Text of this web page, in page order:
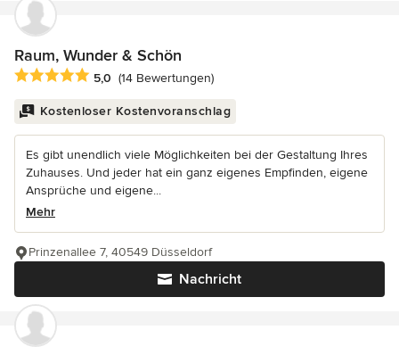
Raum, Wunder & Schön
Durchschnittliche Bewertung: 5 von 5 Sternen
5,0 (14 Bewertungen)
Kostenloser Kostenvoranschlag
Es gibt unendlich viele Möglichkeiten bei der Gestaltung Ihres
Zuhauses. Und jeder hat ein ganz eigenes Empfinden, eigene
Ansprüche und eigene...
Mehr
Nachricht
Prinzenallee 7, 40549 Düsseldorf